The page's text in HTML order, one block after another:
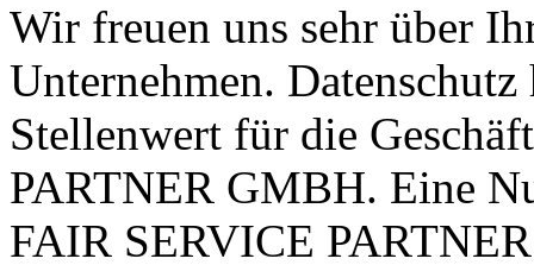
Wir freuen uns sehr über
Unternehmen.
Stellenwert für die
PARTNER GMBH. Eine
FAIR SERVICE